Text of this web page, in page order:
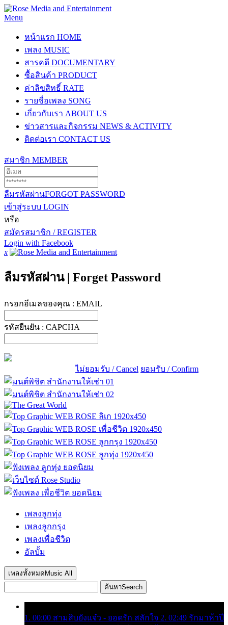
Menu
หน้าแรก HOME
เพลง MUSIC
สารคดี DOCUMENTARY
ซื้อสินค้า PRODUCT
ค่าลิขสิทธิ์ RATE
รายชื่อเพลง SONG
เกี่ยวกับเรา ABOUT US
ข่าวสารและกิจกรรม NEWS & ACTIVITY
ติดต่อเรา CONTACT US
สมาชิก MEMBER
ลืมรหัสผ่านFORGOT PASSWORD
เข้าสู่ระบบ LOGIN
หรือ
สมัครสมาชิก / REGISTER
Login with Facebook
x
ลืมรหัสผ่าน | Forget Password
กรอกอีเมลของคุณ : EMAIL
รหัสยืนยัน : CAPCHA
ไม่ยอมรับ / Cancel ยอมรับ / Confirm
เพลงลูกทุ่ง
เพลงลูกกรุง
เพลงเพื่อชีวิต
อัลบั้ม
เพลงทั้งหมด Music All
ค้นหาSearch
1. 00:00 สามสิบยังแจ๋ว - ยอดรัก สลักใจ 2. 02:49 รักมาห้าปี